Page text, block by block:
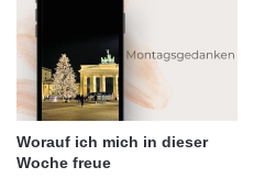
Worauf ich mich in dieser
Woche freue